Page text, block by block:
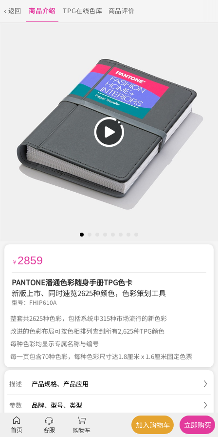
返回 商品介绍 TPG在线色库 商品评价
￥ 2859
PANTONE潘通色彩随身手册TPG色卡
新版上市、同时速览2625种颜色，色彩策划工具
型号： FHIP610A
整套共2625种色彩，包括系统中315种市场流行的新色彩
改进的色彩布局可按色相排列查到所有2,625种TPG颜色
每种色彩均显示专属名称与编号
每一页包含70种色彩，每种色彩尺寸达1.8厘米 x 1.6厘米固定色票
描述 产品规格、 产品应用
参数 品牌、型号、类型
服务 官方正品 关于税费、 七天退换
首页 客服 购物车
加入购物车 立即购买